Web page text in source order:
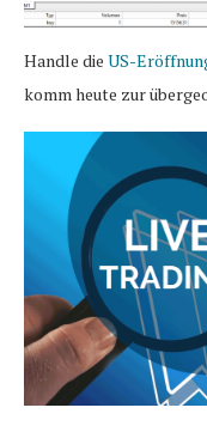
Handle die US-
komm heute zur